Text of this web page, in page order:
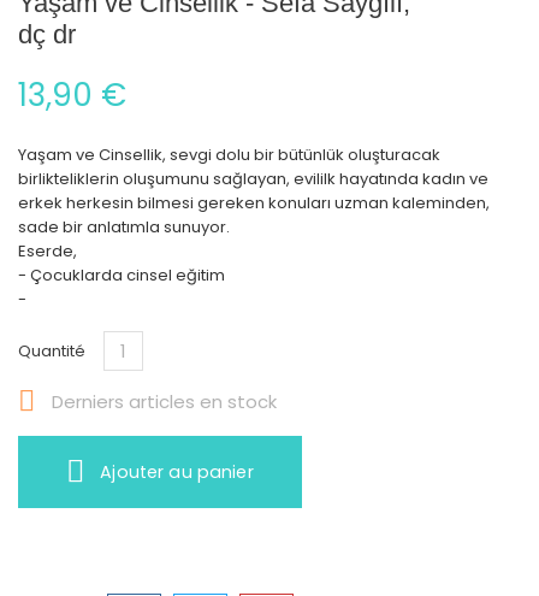
dç dr
13,90 €
Yaşam ve Cinsellik, sevgi dolu bir bütünlük oluşturacak
birlikteliklerin oluşumunu sağlayan, evililk hayatında kadın ve
erkek herkesin bilmesi gereken konuları uzman kaleminden,
sade bir anlatımla sunuyor.
Eserde,
- Çocuklarda cinsel eğitim
-
Quantité
 Derniers articles en stock
Ajouter au panier